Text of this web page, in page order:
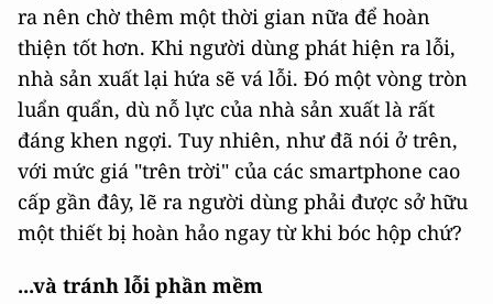
ra nên chờ thêm một thời gian nữa để hoàn
thiện tốt hơn. Khi người dùng phát hiện ra lỗi,
nhà sản xuất lại hứa sẽ vá lỗi. Đó một vòng tròn
luẩn quẩn, dù nỗ lực của nhà sản xuất là rất
đáng khen ngợi. Tuy nhiên, như đã nói ở trên,
với mức giá "trên trời" của các smartphone cao
cấp gần đây, lẽ ra người dùng phải được sở hữu
một thiết bị hoàn hảo ngay từ khi bóc hộp chứ?
...và tránh lỗi phần mềm